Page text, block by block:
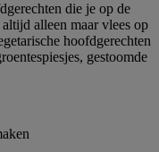
die je op de
alleen maar vlees op
hoofdgerechten
gestoomde